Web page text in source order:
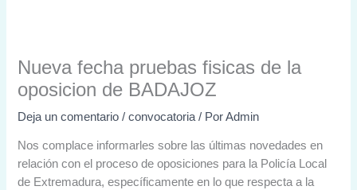
Nueva fecha pruebas fisicas de la
oposicion de BADAJOZ
Deja un comentario /convocatoria / PorAdmin
Nos complace informarles sobre las últimas novedades en
relación con el proceso de oposiciones para la Policía Local
de Extremadura, específicamente en lo que respecta a la